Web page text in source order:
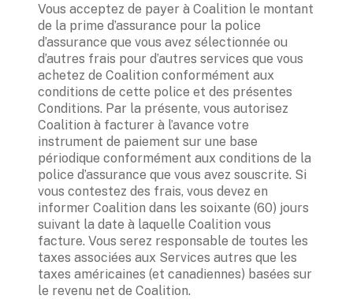
Vous acceptez de payer à Coalition le montant
de la prime d’assurance pour la police
d’assurance que vous avez sélectionnée ou
d’autres frais pour d’autres services que vous
achetez de Coalition conformément aux
conditions de cette police et des présentes
Conditions. Par la présente, vous autorisez
Coalition à facturer à l’avance votre
instrument de paiement sur une base
périodique conformément aux conditions de la
police d’assurance que vous avez souscrite. Si
vous contestez des frais, vous devez en
informer Coalition dans les soixante (60) jours
suivant la date à laquelle Coalition vous
facture. Vous serez responsable de toutes les
taxes associées aux Services autres que les
taxes américaines (et canadiennes) basées sur
le revenu net de Coalition.